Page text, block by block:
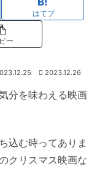
はてブ
ー
2023.12.26
分を味わえる映画
込む時ってありま
クリスマス映画な